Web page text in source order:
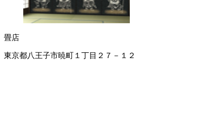
畳店
東京都八王子市暁町１丁目２７－１２